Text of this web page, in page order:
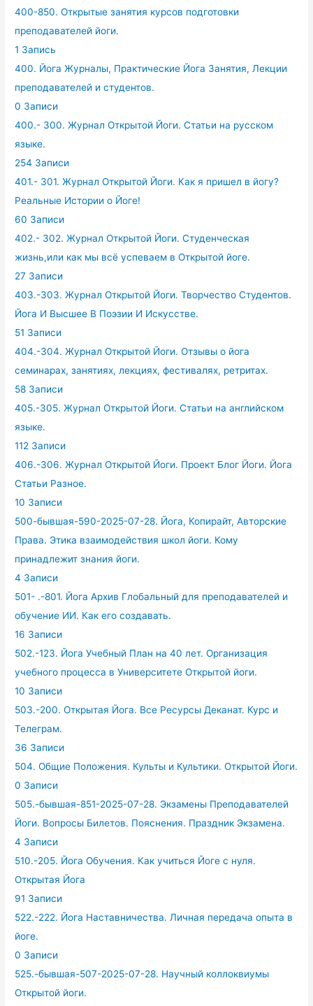
400-850. Открытые занятия курсов подготовки
преподавателей йоги.
1 Запись
400. Йога Журналы, Практические Йога Занятия, Лекции
преподавателей и студентов.
0 Записи
400.- 300. Журнал Открытой Йоги. Статьи на русском
языке.
254 Записи
401.- 301. Журнал Открытой Йоги. Как я пришел в йогу?
Реальные Истории о Йоге!
60 Записи
402.- 302. Журнал Открытой Йоги. Студенческая
жизнь,или как мы всё успеваем в Открытой йоге.
27 Записи
403.-303. Журнал Открытой Йоги. Творчество Студентов.
Йога И Высшее В Поэзии И Искусстве.
51 Записи
404.-304. Журнал Открытой Йоги. Отзывы о йога
семинарах, занятиях, лекциях, фестивалях, ретритах.
58 Записи
405.-305. Журнал Открытой Йоги. Статьи на английском
языке.
112 Записи
406.-306. Журнал Открытой Йоги. Проект Блог Йоги. Йога
Статьи Разное.
10 Записи
500-бывшая-590-2025-07-28. Йога, Копирайт, Авторские
Права. Этика взаимодействия школ йоги. Кому
принадлежит знания йоги.
4 Записи
501- .-801. Йога Архив Глобальный для преподавателей и
обучение ИИ. Как его создавать.
16 Записи
502.-123. Йога Учебный План на 40 лет. Организация
учебного процесса в Университете Открытой йоги.
10 Записи
503.-200. Открытая Йога. Все Ресурсы Деканат. Курс и
Телеграм.
36 Записи
504. Общие Положения. Культы и Культики. Открытой Йоги.
0 Записи
505.-бывшая-851-2025-07-28. Экзамены Преподавателей
Йоги. Вопросы Билетов. Пояснения. Праздник Экзамена.
4 Записи
510.-205. Йога Обучения. Как учиться Йоге с нуля.
Открытая Йога
91 Записи
522.-222. Йога Наставничества. Личная передача опыта в
йоге.
0 Записи
525.-бывшая-507-2025-07-28. Научный коллоквиумы
Открытой йоги.